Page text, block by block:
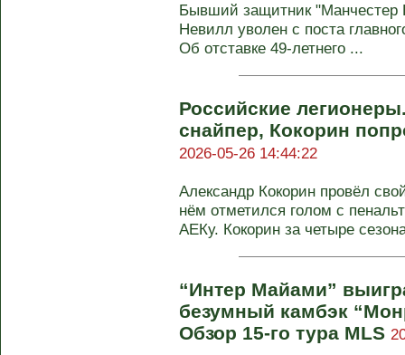
Бывший защитник
Невилл уволен с поста
Об отставке 49-летнего ...
Российские
снайпер, Кокорин
2026-05-26 14:44:22
Александр Кокорин провёл
нём отметился голом с
АЕКу. Кокорин за четыре
“Интер Майами”
безумный камбэк
Обзор 15-го тура MLS